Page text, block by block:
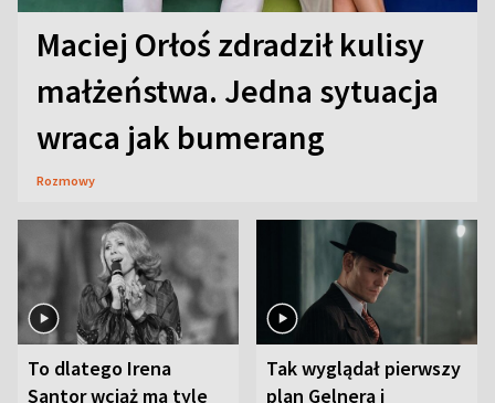
Maciej Orłoś zdradził kulisy
małżeństwa. Jedna sytuacja
wraca jak bumerang
Rozmowy
To dlatego Irena
Santor wciąż ma tyle
Tak wyglądał pierwszy
plan Gelnera i